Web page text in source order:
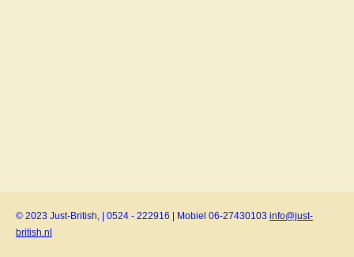
© 2023 Just-British, | 0524 - 222916 | Mobiel 06-27430103 info@just-
british.nl